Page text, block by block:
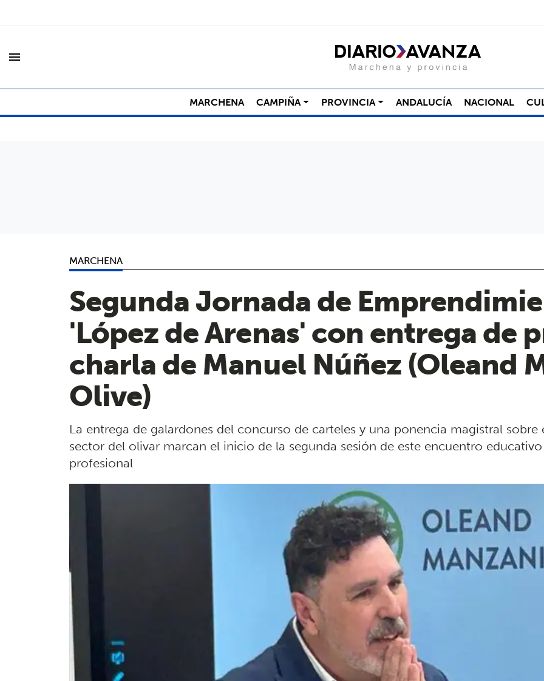
menu
MARCHENA CAMPIÑA PROVINCIA ANDALUCÍA NACIONAL
MARCHENA
Segunda Jornada de
'López de Arenas' con entrega de
charla de Manuel Núñez (Oleand
Olive)
La entrega de galardones del concurso de carteles y una ponencia magistral
sector del olivar marcan el inicio de la segunda sesión de este encuentro
profesional